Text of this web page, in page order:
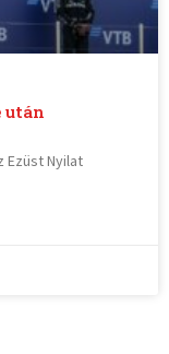
után
Ezüst Nyilat